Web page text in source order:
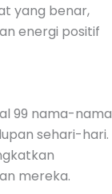
yang benar,
energi positif
99 nama-nama
sehari-hari.
mereka.